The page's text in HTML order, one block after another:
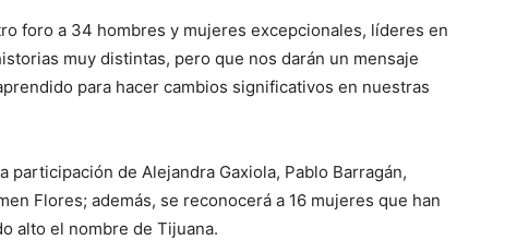
foro a 34 hombres y mujeres excepcionales, líderes en
muy distintas, pero que nos darán un mensaje
para hacer cambios significativos en nuestras
participación de Alejandra Gaxiola, Pablo Barragán,
Flores; además, se reconocerá a 16 mujeres que han
alto el nombre de Tijuana.